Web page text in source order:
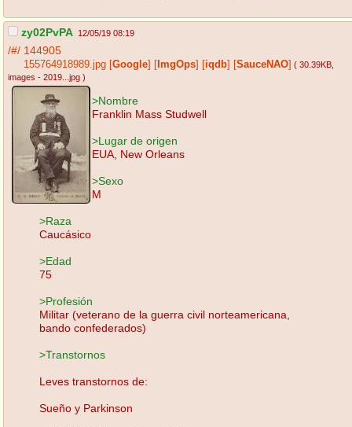
zy02PvPA 12/05/19 08:19
/#/ 144905
155764918989.jpg Google ImgOps iqdb SauceNAO ( 30.39KB
images - 2019...jpg )
>Nombre
Franklin Mass Studwell
>Lugar de origen
EUA, New Orleans
>Sexo
M
>Raza
Caucásico
>Edad
75
>Profesión
Militar (veterano de la guerra civil norteamericana,
bando confederados)
>Transtornos
Leves transtornos de:
Sueño y Parkinson